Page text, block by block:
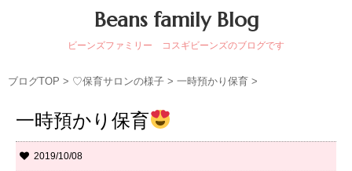
Beans family Blog
ビーンズファミリー コスギビーンズのブログです
ブログTOP > ♡保育サロンの様子 > 一時預かり保育 >
一時預かり保育
2019/10/08